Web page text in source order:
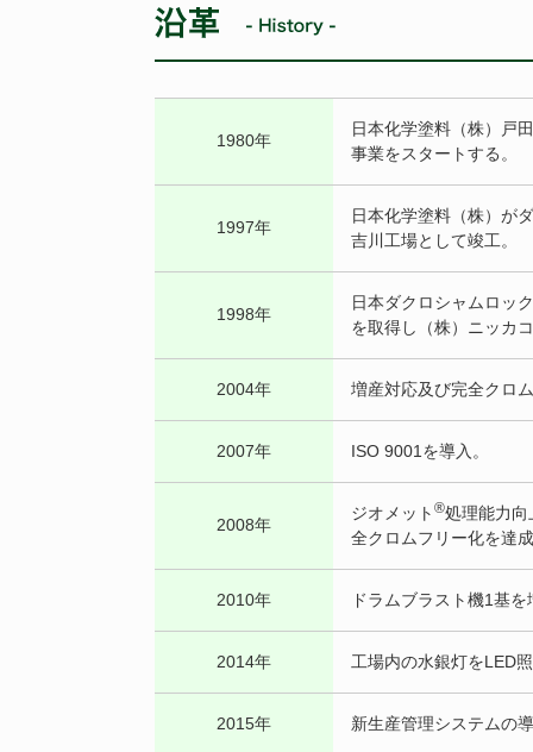
1980年
日本化学塗料（株）戸
事業をスタートする。
1997年
日本化学塗料（株）が
吉川工場として竣工。
1998年
日本ダクロシャムロッ
を取得し（株）ニッカ
2004年 増産対応及び完全クロ
2007年 ISO 9001を導入。
2008年
ジオメット ®処理能力向
全クロムフリー化を達
2010年 ドラムブラスト機1基を
2014年 工場内の水銀灯をLED
2015年 新生産管理システムの